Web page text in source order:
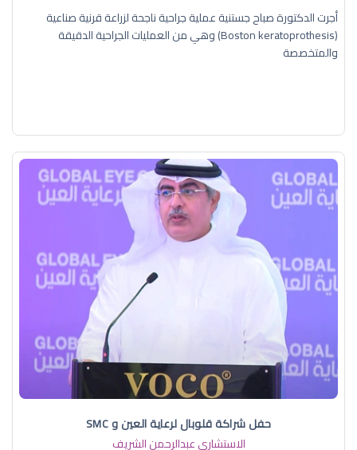
أجرت الدكتورة صباح جستنية عملية جراحية ناجحة لزراعة قرنية صناعية
(Boston keratoprothesis) وهي من العمليات الجراحية الدقيقة
والمتخصصة
حفل شراكة قلوبال لرعاية العين و SMC
الاستشاري عبدالرحمن الشريف